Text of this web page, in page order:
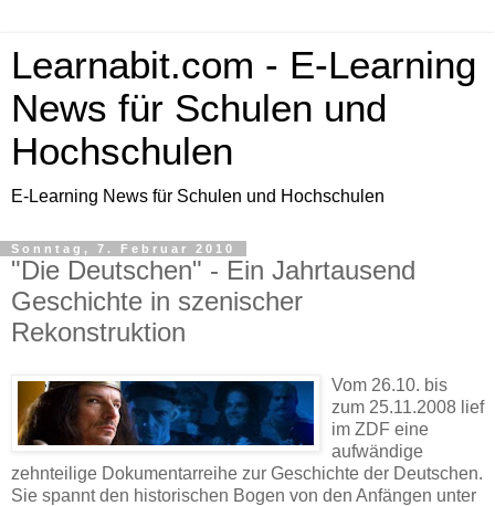
Learnabit.com - E-Learning
News für Schulen und
Hochschulen
E-Learning News für Schulen und Hochschulen
Sonntag, 7. Februar 2010
"Die Deutschen" - Ein Jahrtausend
Geschichte in szenischer
Rekonstruktion
Vom 26.10. bis
zum 25.11.2008 lief
im ZDF eine
aufwändige
zehnteilige Dokumentarreihe zur Geschichte der Deutschen.
Sie spannt den historischen Bogen von den Anfängen unter